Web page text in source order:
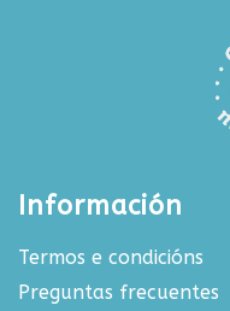
Información
Termos e condicións
Preguntas frecuentes